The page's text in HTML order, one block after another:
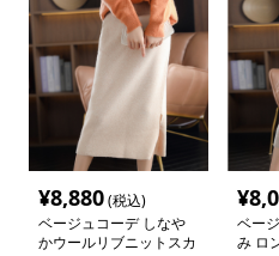
¥8,880(税込)
ベージュコーデ しなや
かウールリブニットスカ
¥
ベー
み ロ